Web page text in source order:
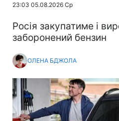
23:03 05.08.2026 Ср
Росія закупатиме і
заборонений бензин
ОЛЕНА БДЖОЛА